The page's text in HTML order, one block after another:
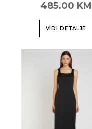
485.00 KM
VIDI DETALJE